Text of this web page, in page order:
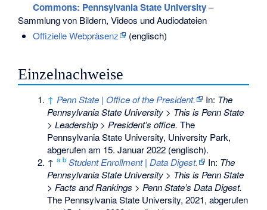
Commons: Pennsylvania State University–
Sammlung von Bildern, Videos und Audiodateien
Offizielle Webpräsenz
(englisch)
Einzelnachweise
↑ Penn State | Office of the President. In: The
Pennsylvania State University > This is Penn State
> Leadership > President’s office. The
Pennsylvania State University, University Park,
abgerufen am 15. Januar 2022 (englisch).
↑a b Student Enrollment | Data Digest. In: The
Pennsylvania State University > This is Penn State
> Facts and Rankings > Penn State’s Data Digest.
The Pennsylvania State University, 2021, abgerufen